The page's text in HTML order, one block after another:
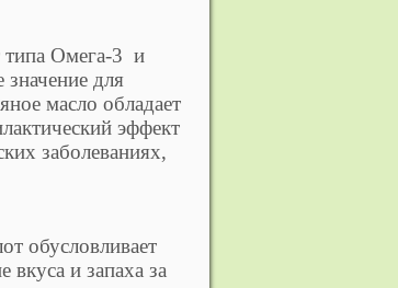
типа Омега-3 и
для
масло обладает
эффект
заболеваниях,
обусловливает
вкуса и запаха за